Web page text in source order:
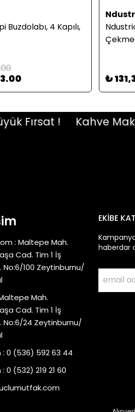
Buzdolabı, 4 Kapılı,
₺
! Kahve
: Maltepe Mah.
Cad. Tim 1 İş
No:6/100 Zeytinburnu/
Mah.
Cad. Tim 1 İş
No:6/24 Zeytinburnu/
: 0 (536) 592 63 44
0 (532) 219 21 60
EKİBE
haberdar